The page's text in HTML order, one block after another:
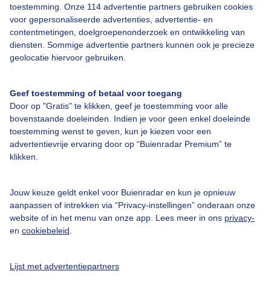
toestemming. Onze 114 advertentie partners gebruiken cookies
voor gepersonaliseerde advertenties, advertentie- en
contentmetingen, doelgroepenonderzoek en ontwikkeling van
diensten. Sommige advertentie partners kunnen ook je precieze
geolocatie hiervoor gebruiken.
Geef toestemming of betaal voor toegang
Door op "Gratis" te klikken, geef je toestemming voor alle
bovenstaande doeleinden. Indien je voor geen enkel doeleinde
toestemming wenst te geven, kun je kiezen voor een
advertentievrije ervaring door op “Buienradar Premium” te
klikken.
Jouw keuze geldt enkel voor Buienradar en kun je opnieuw
aanpassen of intrekken via “Privacy-instellingen” onderaan onze
website of in het menu van onze app. Lees meer in ons privacy-
en cookiebeleid
Lijst met advertentiepartners
Bedrijfsgegevens
Veelgestelde vragen
Contact
Adverteren
Buienradar Team
Cookie beleid